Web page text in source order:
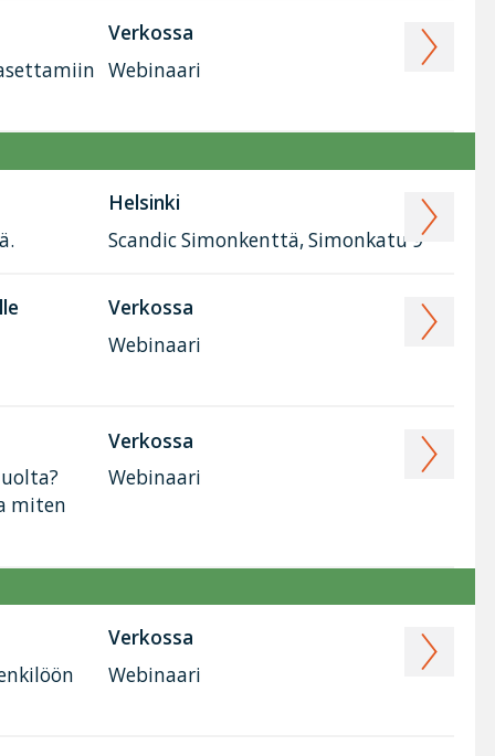
Verkossa
Webinaari
Helsinki
Scandic Simonkenttä, Simonkatu 9
Verkossa
Webinaari
miten
Verkossa
Webinaari
Verkossa
Webinaari